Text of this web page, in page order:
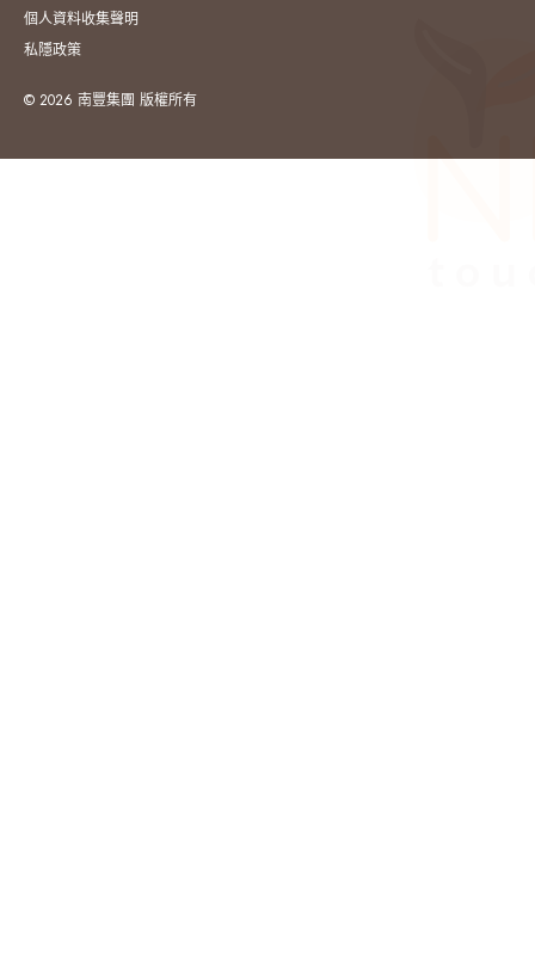
個人資料收集聲明
私隱政策
© 2026 南豐集團 版權所有